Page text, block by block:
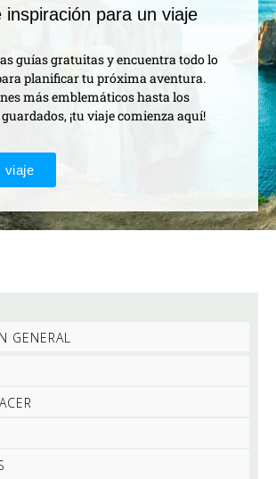
inspiración para un viaje
guías gratuitas y encuentra todo lo
planificar tu próxima aventura.
más emblemáticos hasta los
¡tu viaje comienza aquí!
viaje
GENERAL